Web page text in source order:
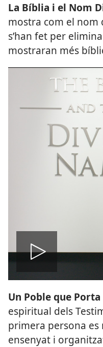
La Bíblia i el Nom
mostra com el nom
s’han fet per
mostraran més
Un Poble que
espiritual dels
primera persona es
ensenyat i